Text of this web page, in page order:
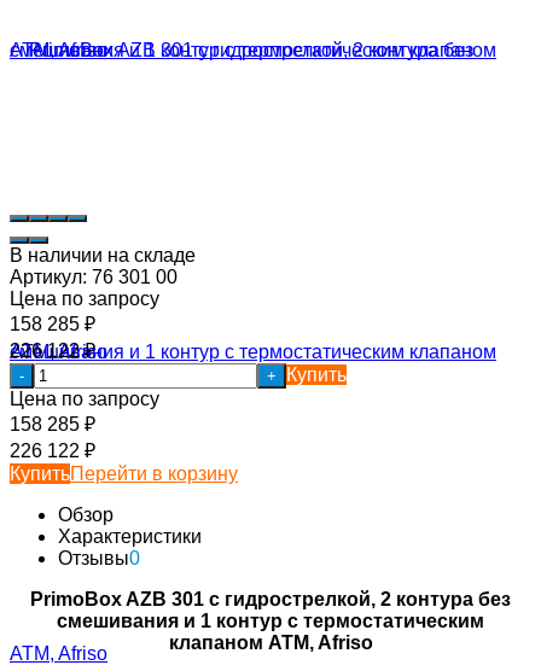
В наличии на складе
Артикул: 76 301 00
Цена по запросу
158 285 ₽
226 122₽
- +
Купить
Цена по запросу
158 285 ₽
226 122 ₽
КупитьПерейти в корзину
Обзор
Характеристики
Отзывы0
PrimoBox AZB 301 с гидрострелкой, 2 контура без
смешивания и 1 контур с термостатическим
клапаном ATM, Afriso